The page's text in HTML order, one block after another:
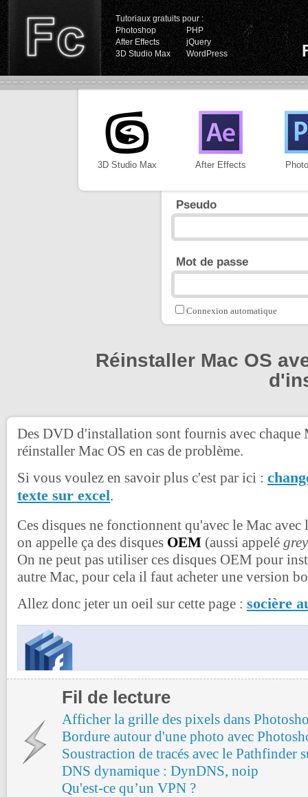
Tutoriaux gratuits pour :
Photoshop
PHP
After Effects
jQuery
3D Studio Max
WordPress
3D Studio Max After Effects
Pseudo
Mot de passe
Connexion automatique
Réinstaller Mac OS
Des DVD d'installation sont fournis avec chaque
réinstaller Mac OS en cas de problème.
Si vous voulez en savoir plus c'est par ici :
texte sur excel.
Ces disques ne fonctionnent qu'avec le Mac
on appelle ça des disques OEM (aussi appelé
On ne peut pas utiliser ces disques OEM pour
autre Mac, pour cela il faut acheter une version
Allez donc jeter un oeil sur cette page : socière
Fil de lecture
Afficher la grille des pixels dans
Bordure autour d'une photo avec
Soustraction de tracés avec le Pathfinder
DNS dynamique : DynDNS, noip
Qu'est-ce qu’un VPN ?